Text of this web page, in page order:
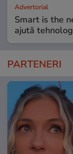
Advertorial
Smart is the
ajută
PARTENERI